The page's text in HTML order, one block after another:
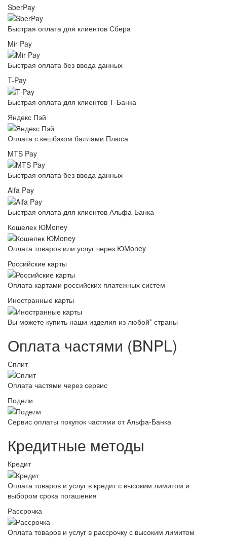
SberPay
Быстрая оплата для клиентов Сбера
Mir Pay
Быстрая оплата без ввода данных
T-Pay
Быстрая оплата для клиентов Т-Банка
Яндекс Пэй
Оплата с кешбэком баллами Плюса
MTS Pay
Быстрая оплата без ввода данных
Alfa Pay
Быстрая оплата для клиентов Альфа-Банка
Кошелек ЮMoney
Оплата товаров или услуг через ЮMoney
Российские карты
Оплата картами российских платежных систем
Иностранные карты
Вы можете купить наши изделия из любой* страны
Оплата частями (BNPL)
Сплит
Оплата частями через сервис
Подели
Сервис оплаты покупок частями от Альфа-Банка
Кредитные методы
Кредит
Оплата товаров и услуг в кредит с высоким лимитом и
выбором срока погашения
Рассрочка
Оплата товаров и услуг в рассрочку с высоким лимитом